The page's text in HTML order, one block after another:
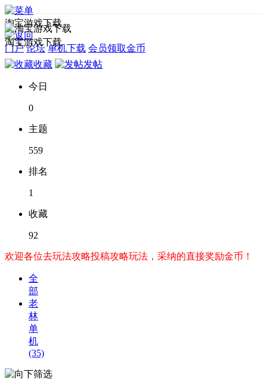
淘宝游戏下载
门户 论坛 单机下载 会员领取金币
淘宝游戏下载
收藏 发帖
今日
0
主题
559
排名
1
收藏
92
欢迎各位去玩法攻略投稿攻略玩法，采纳的直接奖励金币！
全
部
老
林
单
机
(35)
筛选